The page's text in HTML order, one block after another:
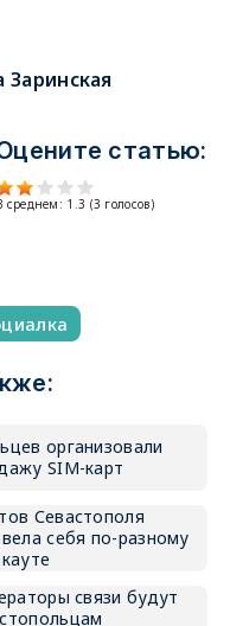
Заринская
статью:
среднем: 1.3 (3 голосов)
организовали
SIM-карт
Севастополя
себя по-разному
связи будут